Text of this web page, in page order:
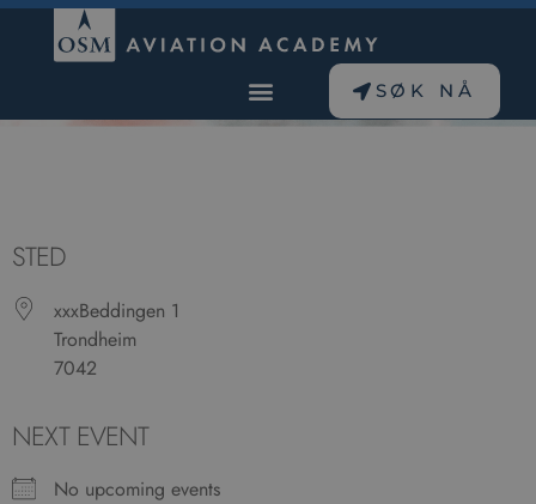
SØK NÅ
STED
xxxBeddingen 1
Trondheim
7042
NEXT EVENT
No upcoming events